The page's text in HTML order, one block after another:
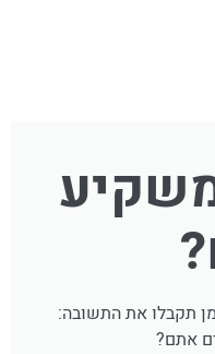
תקבלו את התשובה:
אתם?